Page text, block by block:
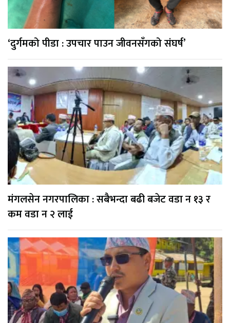
‘दुर्गमको पीडा : उपचार पाउन जीवनसँगको संघर्ष’
मंगलसेन नगरपालिका : सबैभन्दा बढी बजेट वडा न १३ र
कम वडा न २ लाई